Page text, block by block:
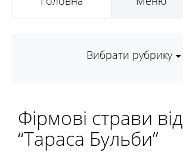
Вибрати рубрику
Фірмові страви від
“Тараса Бульби”